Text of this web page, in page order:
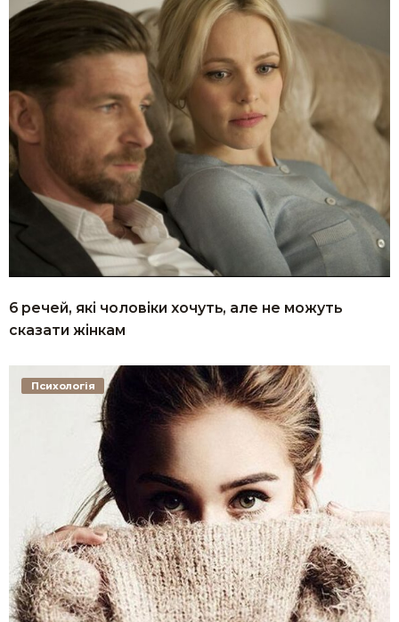
6 речей, які чоловіки хочуть, але не можуть
сказати жінкам
Психологія